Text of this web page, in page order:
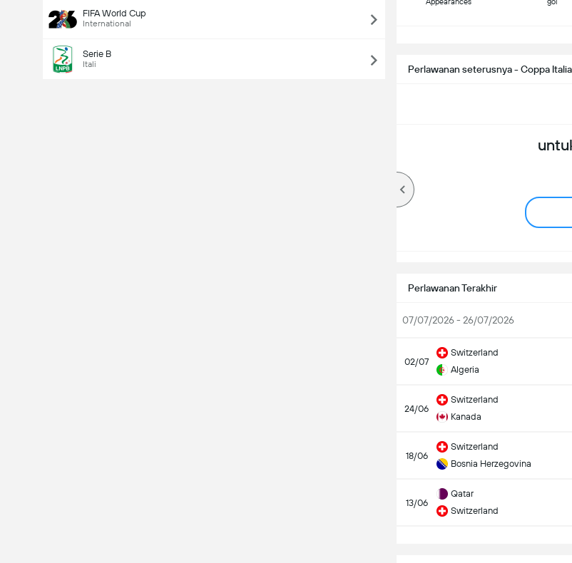
FIFA World Cup
International
Serie B
Itali Perlawanan seterusnya - Coppa Italia
Perlawanan Terakhir
07/07/2026 - 26/07/2026
02/07
Switzerland
Algeria
24/06
Switzerland
Kanada
18/06
Switzerland
Bosnia Herzegovina
13/06
Qatar
Switzerland